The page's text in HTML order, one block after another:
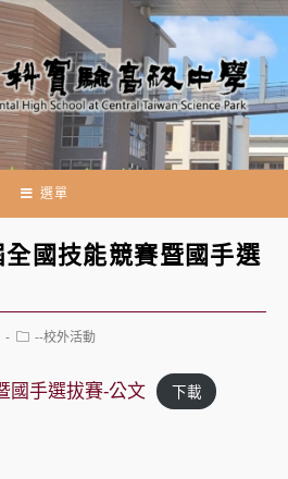
選單
全國技能競賽暨國手選
Post--校外活動
國手選拔賽-公文 下載